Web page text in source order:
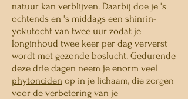
natuur kan verblijven. Daarbij doe je 's
ochtends en 's middags een shinrin-
yokutocht van twee uur zodat je
longinhoud twee keer per dag ververst
wordt met gezonde boslucht. Gedurende
deze drie dagen neem je enorm veel
phytonciden op in je lichaam, die zorgen
voor de verbetering van je